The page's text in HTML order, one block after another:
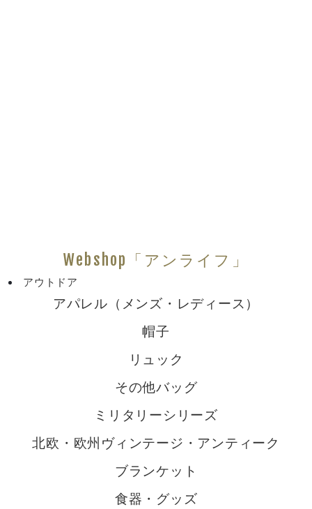
Webshop「アンライフ」
アウトドア
アパレル（メンズ・レディース）
帽子
リュック
その他バッグ
ミリタリーシリーズ
北欧・欧州ヴィンテージ・アンティーク
ブランケット
食器・グッズ